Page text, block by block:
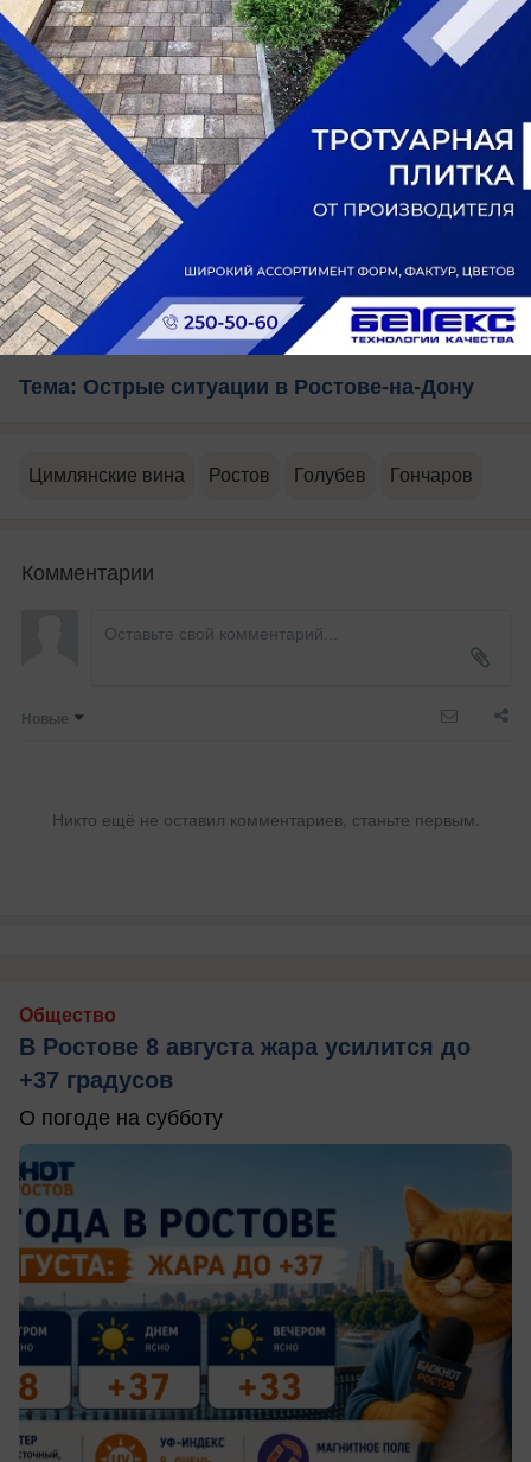
За известным заводом-должником
"Цимлянские вина" взялись наблюдать в
Ростовской области
Признаков банкротства на заводе
"Цимлянские вина" не нашел суд
Молодой Голубев разливает вино под
Ростовом и занялся недвижимостью на пару
с Грудининым
Тема: Острые ситуации в Ростове-на-Дону
Цимлянские вина Ростов Голубев Гончаров
Комментарии
Новые
Никто ещё не оставил комментариев, станьте первым.
Общество
В Ростове 8 августа жара усилится до
+37 градусов
О погоде на субботу